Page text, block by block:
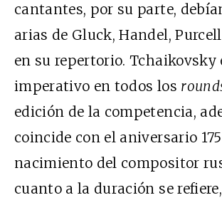
cantantes, por su parte,
arias de Gluck, Handel,
en su repertorio. Tchaikovsky
imperativo en todos los
edición de la competencia,
coincide con el aniversario
nacimiento del compositor
cuanto a la duración se